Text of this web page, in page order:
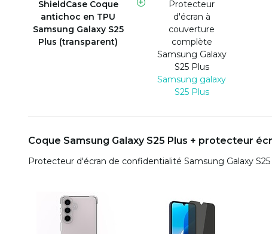
ShieldCase Coque
antichoc en TPU
Samsung Galaxy S25
Plus (transparent)
Protecteur
d'écran à
couverture
complète
Samsung Galaxy
S25 Plus
Samsung galaxy
S25 Plus
Coque Samsung Galaxy S25 Plus + protecteur
Protecteur d'écran de confidentialité Samsung Galaxy